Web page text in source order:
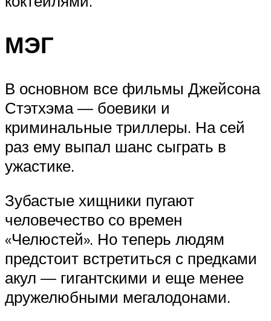
МЭГ
В основном все фильмы Джейсона
Стэтхэма — боевики и
криминальные триллеры. На сей
раз ему выпал шанс сыграть в
ужастике.
Зубастые хищники пугают
человечество со времен
«Челюстей». Но теперь людям
предстоит встретиться с предками
акул — гигантскими и еще менее
дружелюбными мегалодонами.